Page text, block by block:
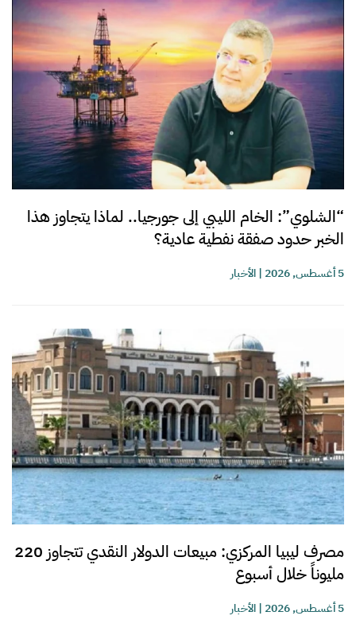
“الشلوي”: الخام الليبي إلى جورجيا.. لماذا يتجاوز هذا
الخبر حدود صفقة نفطية عادية؟
5 أغسطس, 2026 |الأخبار
مصرف ليبيا المركزي: مبيعات الدولار النقدي تتجاوز 220
مليوناً خلال أسبوع
5 أغسطس, 2026 |الأخبار